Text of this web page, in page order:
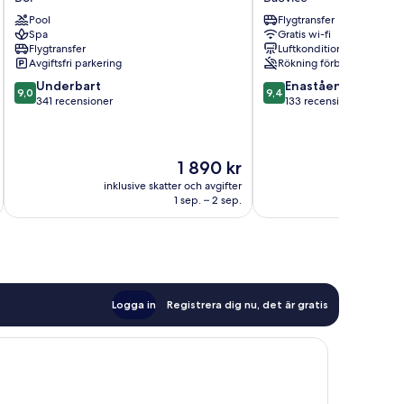
Bol
Pool
Spa
Flygtransfer
Avgiftsfri parkering
9.0
av
9,0 Underbart
341 recensioner
Priset
är
1 890 kr
1 890 kr
inklusive skatter och avgifter
1 sep. – 2 sep.
Suites
Bačvice
Flygtransfer
Gratis wi-fi
Luftkonditionering
Rökning förbjuden
9.4
av
9,4 Enastående
133 recensioner
Logga in Registrera dig nu, det är gratis